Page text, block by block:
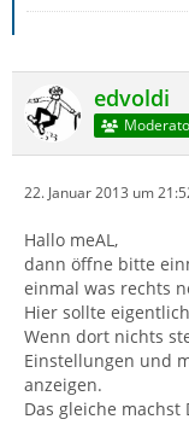
edvoldi
22. Januar 2013 um
Hallo meAL,
dann öffne bitte
einmal was rechts
Hier sollte
Wenn dort nichts
Einstellungen und
anzeigen.
Das gleiche